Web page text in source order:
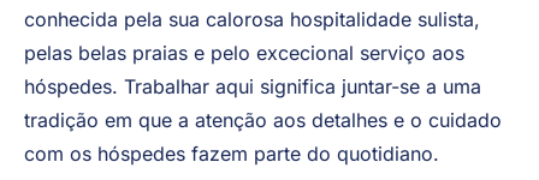
conhecida pela sua calorosa hospitalidade sulista,
pelas belas praias e pelo excecional serviço aos
hóspedes. Trabalhar aqui significa juntar-se a uma
tradição em que a atenção aos detalhes e o cuidado
com os hóspedes fazem parte do quotidiano.